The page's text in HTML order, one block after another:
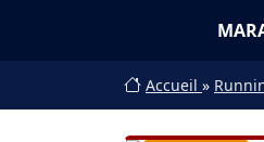
Accueil »